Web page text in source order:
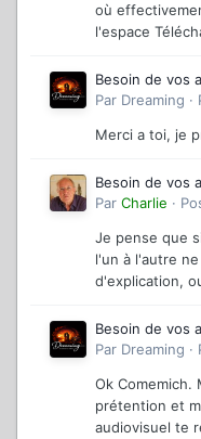
où
l'espace
Besoin de vos
Par Dreaming ·
Merci a toi, je
Besoin de vos
Par Charlie ·
Je pense que
l'un à l'autre
d'explication,
Besoin de vos
Par Dreaming ·
Ok Comemich.
prétention et
audiovisuel te